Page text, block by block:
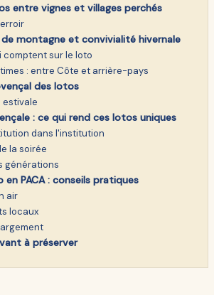
entre vignes et villages perchés
montagne et convivialité hivernale
comptent sur le loto
: entre Côte et arrière-pays
des lotos
: ce qui rend ces lotos uniques
dans l'institution
la soirée
générations
en PACA : conseils pratiques
air
locaux
à préserver